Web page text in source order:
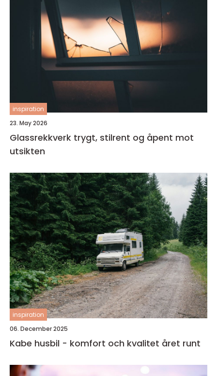
inspiration
23. May 2026
Glassrekkverk trygt, stilrent og åpent mot
utsikten
inspiration
06. December 2025
Kabe husbil - komfort och kvalitet året runt